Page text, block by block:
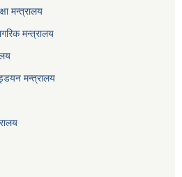
मन्त्रालय
मन्त्रालय
मन्त्रालय